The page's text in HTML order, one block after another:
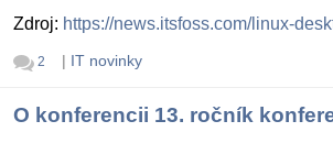
Zdroj: https://news.itsfoss.com/linux-
2 | IT novinky
O konferencii 13. ročník